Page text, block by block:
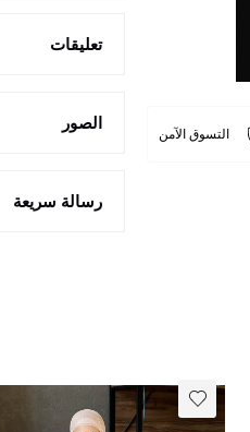
التسوق الآمن
تعليقات
الصور
رسالة سريعة